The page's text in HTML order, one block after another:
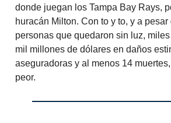
donde juegan los Tampa Bay Rays,
huracán Milton. Con to y to, y a
personas que quedaron sin luz,
mil millones de dólares en daños
aseguradoras y al menos 14
peor.